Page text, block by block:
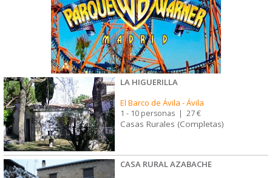
LA HIGUERILLA
El Barco de Ávila -Ávila
1 - 10 personas | 27 €
Casas Rurales (Completas)
CASA RURAL AZABACHE